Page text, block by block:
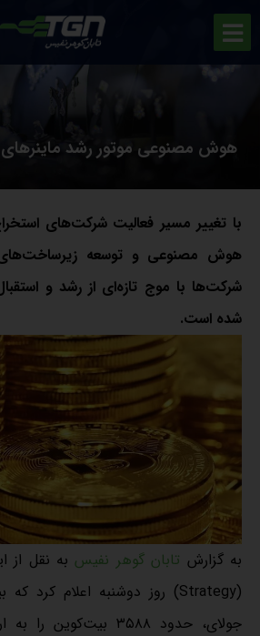
هوش مصنوعی موتور رشد
با تغییر مسیر فعالیت شرکت‌های
هوش مصنوعی و توسعه زیرساخت‌های
شرکت‌ها با موج تازه‌ای از رشد و
شده است.
به گزارش تابان گوهر نفیس به نقل از